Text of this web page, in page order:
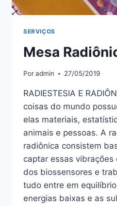
SERVIÇOS
Mesa
Poradmin 27/05/2019
RADIESTESIA E
coisas do mundo
elas materiais,
animais e pessoas. A
radiônica consistem
captar essas
dos biossensores e
tudo entre em
energias baixas e as